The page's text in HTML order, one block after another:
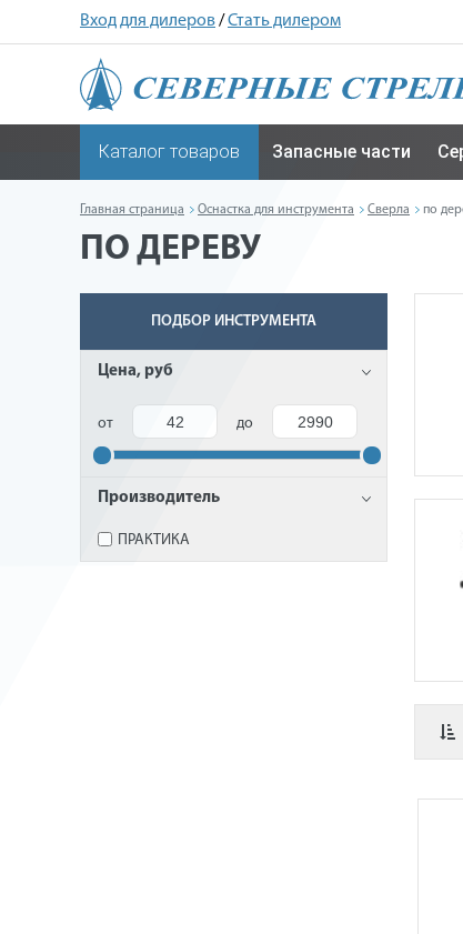
Вход для дилеров/Стать дилером
Каталог товаров Запасные части
Главная страница Оснастка для инструмента Сверла по
ПО ДЕРЕВУ
ПОДБОР ИНСТРУМЕНТА
Цена, руб
от до
Производитель
ПРАКТИКА